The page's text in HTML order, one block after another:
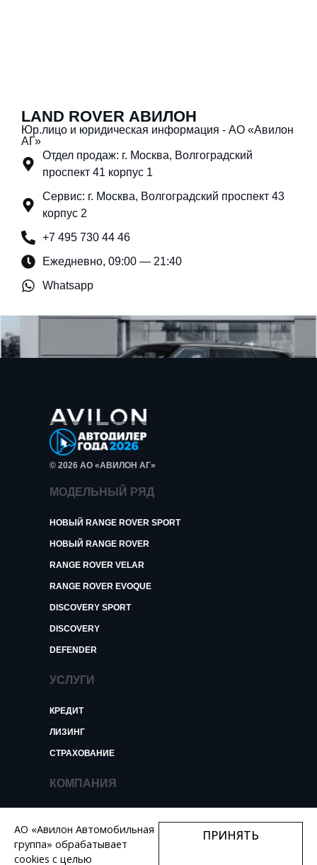
LAND ROVER АВИЛОН
Юр.лицо и юридическая информация - АО «Авилон
АГ»
Отдел продаж: г. Москва, Волгоградский
проспект 41 корпус 1
Сервис: г. Москва, Волгоградский проспект 43
корпус 2
+7 495 730 44 46
Ежедневно, 09:00 — 21:40
Whatsapp
© 2026 АО «АВИЛОН АГ»
МОДЕЛЬНЫЙ РЯД
НОВЫЙ RANGE ROVER SPORT
НОВЫЙ RANGE ROVER
RANGE ROVER VELAR
RANGE ROVER EVOQUE
DISCOVERY SPORT
DISCOVERY
DEFENDER
УСЛУГИ
КРЕДИТ
ЛИЗИНГ
СТРАХОВАНИЕ
КОМПАНИЯ
НОВОСТИ И ОБЗОРЫ
КОНТАКТЫ
АО «Авилон Автомобильная
группа» обрабатывает
cookies с целью
ПРИНЯТЬ